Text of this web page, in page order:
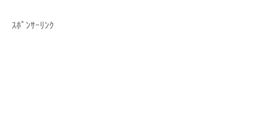
ｽﾎﾟﾝｻｰﾘﾝｸ